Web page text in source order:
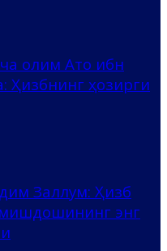
олим Ато ибн
Ҳизбнинг ҳозирги
Заллум: Ҳизб
энг